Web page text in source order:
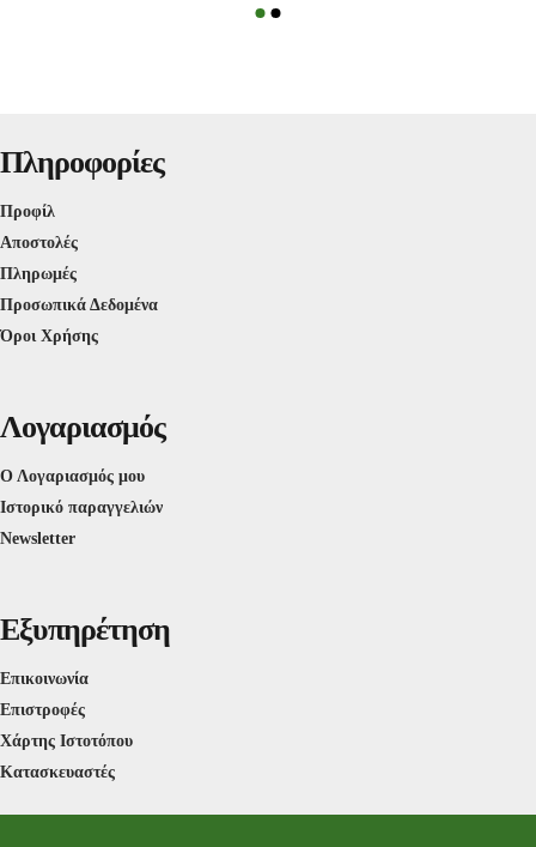
Πληροφορίες
Προφίλ
Αποστολές
Πληρωμές
Προσωπικά Δεδομένα
Όροι Χρήσης
Λογαριασμός
Ο Λογαριασμός μου
Ιστορικό παραγγελιών
Newsletter
Εξυπηρέτηση
Επικοινωνία
Επιστροφές
Χάρτης Ιστοτόπου
Κατασκευαστές